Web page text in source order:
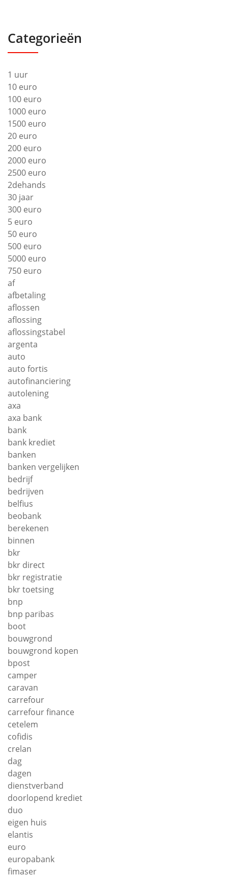
Categorieën
1 uur
10 euro
100 euro
1000 euro
1500 euro
20 euro
200 euro
2000 euro
2500 euro
2dehands
30 jaar
300 euro
5 euro
50 euro
500 euro
5000 euro
750 euro
af
afbetaling
aflossen
aflossing
aflossingstabel
argenta
auto
auto fortis
autofinanciering
autolening
axa
axa bank
bank
bank krediet
banken
banken vergelijken
bedrijf
bedrijven
belfius
beobank
berekenen
binnen
bkr
bkr direct
bkr registratie
bkr toetsing
bnp
bnp paribas
boot
bouwgrond
bouwgrond kopen
bpost
camper
caravan
carrefour
carrefour finance
cetelem
cofidis
crelan
dag
dagen
dienstverband
doorlopend krediet
duo
eigen huis
elantis
euro
europabank
fimaser